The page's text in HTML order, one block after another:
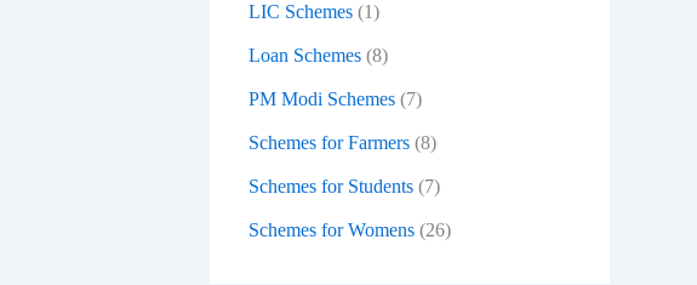
LIC Schemes (1)
Loan Schemes (8)
PM Modi Schemes (7)
Schemes for Farmers (8)
Schemes for Students (7)
Schemes for Womens (26)